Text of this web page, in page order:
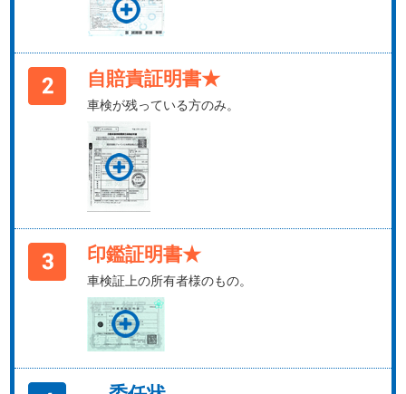
自賠責証明書★
車検が残っている方のみ。
印鑑証明書★
車検証上の所有者様のもの。